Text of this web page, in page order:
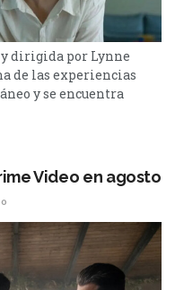
dirigida por Lynne
de las experiencias
y se encuentra
que entretienen y
borrar. Tenemos que
Lionel...Video en agosto
0